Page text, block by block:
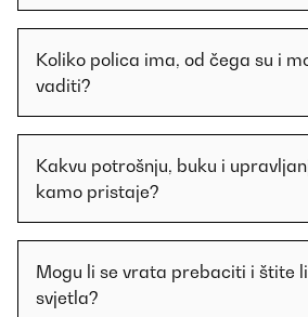
Koliko polica ima, od čega su i
vaditi?
Kakvu potrošnju, buku i
kamo pristaje?
Mogu li se vrata prebaciti i štite li
svjetla?